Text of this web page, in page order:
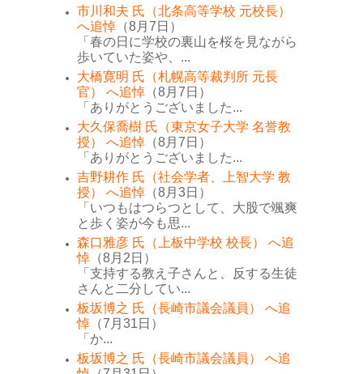
市川和夫 氏（北条高等学校 元校長）
へ追悼 （8月7日）
「春の日に学校の裏山を桜を見ながら
歩いていた姿や、...
大橋寛明 氏（札幌高等裁判所 元長
官） へ追悼 （8月7日）
「ありがとうございました...
大久保喬樹 氏（東京女子大学 名誉教
授） へ追悼 （8月7日）
「ありがとうございました...
吉野耕作 氏（社会学者、上智大学 教
授） へ追悼 （8月3日）
「いつもはつらつとして、大股で颯爽
と歩く姿が今も思...
森口雅彦 氏（上板中学校 校長） へ追
悼 （8月2日）
「支持する教え子さんと、反する生徒
さんと二分してい...
板坂博之 氏（長崎市議会議員） へ追
悼 （7月31日）
「か...
板坂博之 氏（長崎市議会議員） へ追